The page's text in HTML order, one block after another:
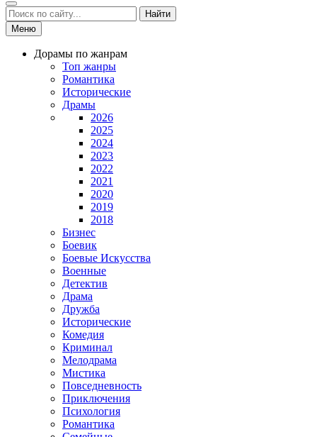
Найти
Меню
Дорамы по жанрам
Топ жанры
Романтика
Исторические
Драмы
2026
2025
2024
2023
2022
2021
2020
2019
2018
Бизнес
Боевик
Боевые Искусства
Военные
Детектив
Драма
Дружба
Исторические
Комедия
Криминал
Мелодрама
Мистика
Повседневность
Приключения
Психология
Романтика